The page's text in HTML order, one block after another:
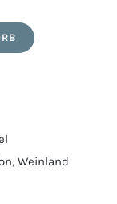
, Weinland